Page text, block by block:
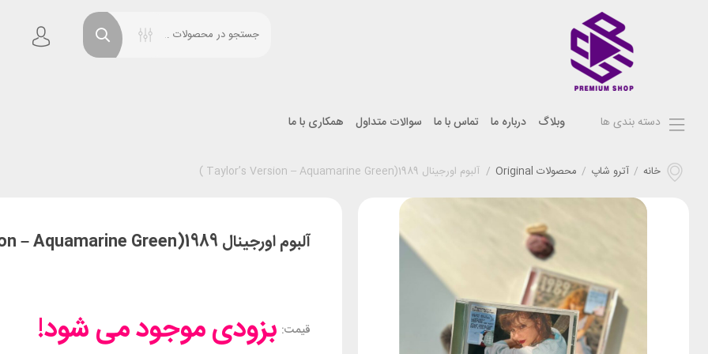
دسته بندی ها وبلاگ درباره ما تماس با ما سوالات متداول همکاری با ما
خانه / آترو شاپ / محصولات Original / آلبوم اورجینال 1989(Taylor’s Version – Aquamarine Green )
آلبوم اورجینال 1989(Taylor’s Version – Aquamarine Green )
قیمت: بزودی موجود می شود!